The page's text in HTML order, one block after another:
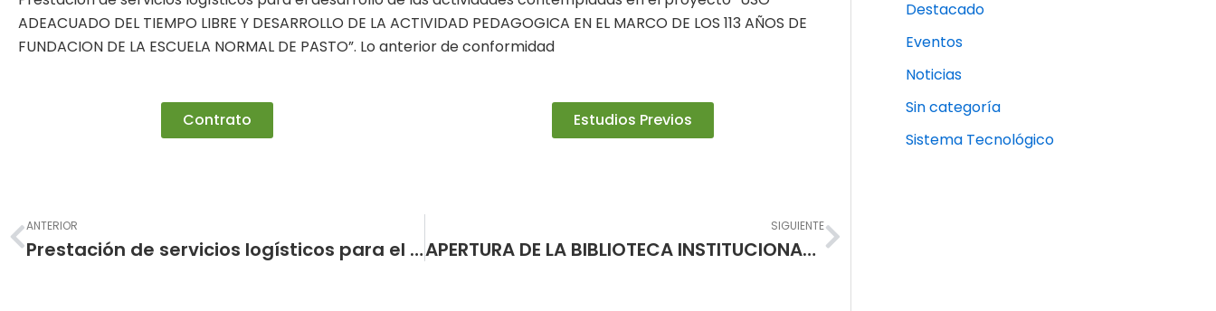
ADEACUADO DEL TIEMPO LIBRE Y DESARROLLO DE LA ACTIVIDAD PEDAGOGICA EN EL MARCO DE LOS 113 AÑOS DE
FUNDACION DE LA ESCUELA NORMAL DE PASTO”. Lo anterior de conformidad
Contrato Estudios Previos
Prev
ANTERIOR
Prestación de servicios logísticos para el desarrollo de las actividades contempladas en proyecto Institucional
SIGUIENTE
APERTURA DE LA BIBLIOTECA INSTITUCIONAL TOTALMENTE RENOVADA
Next
Destacado
Eventos
Noticias
Sin categoría
Sistema Tecnológico